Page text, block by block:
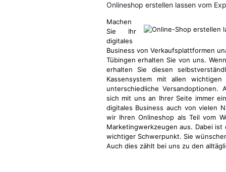
Onlineshop erstellen lassen vom
Machen
Sie Ihr
digitales
Business von Verkaufsplattformen
Tübingen erhalten Sie von uns.
erhalten Sie diesen
Kassensystem mit allen
unterschiedliche
sich mit uns an Ihrer Seite immer
digitales Business auch von vielen
wir Ihren Onlineshop als Teil vom
Marketingwerkzeugen aus. Dabei ist
wichtiger Schwerpunkt. Sie
Auch dies zählt bei uns zu den